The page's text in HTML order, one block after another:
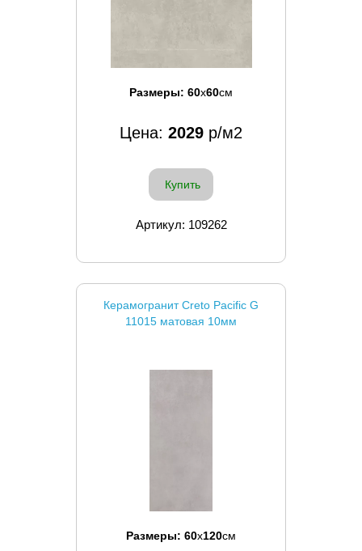
Размеры: 60x60см
Цена: 2029 р/м2
Купить
Артикул: 109262
Керамогранит Creto Pacific G
11015 матовая 10мм
Размеры: 60x120см